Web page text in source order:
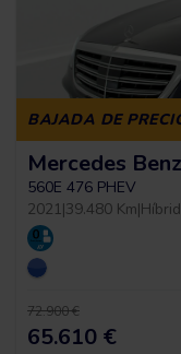
BAJADA DE
Mercedes
560E 476 PHEV
2021|39.480 Km|
72.900 €
65.610 €